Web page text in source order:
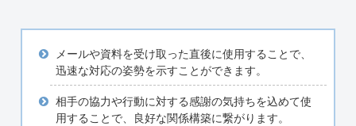
メールや資料を受け取った直後に使用することで、
迅速な対応の姿勢を示すことができます。
相手の協力や行動に対する感謝の気持ちを込めて使
用することで、良好な関係構築に繋がります。